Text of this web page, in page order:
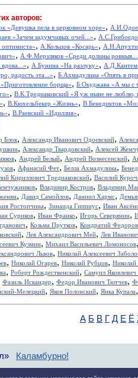
авторов:
«Девушка пела в церковном хоре»,
«Зачем задумчивых очей...»,
, А.Кольцов «Косарь»,
, А.Ф.Мерзляков «Среди долины
вдова...», А.Бунина «На разлуку»,
радость эта...», Б.Ахмадулина «Опять в
борща», Б.Окуджава «А мы с
, В.К.Тредиаковский «Я уж ныне не люблю,
, В.Кюхельбекер «Жизнь», В.Бенедиктов
, В.Раевский «Идиллия»,
Блок, Александр Иванович Одоевский,
, Александр Твардовский, Алексей
, Андрей Белый, Андрей Вознесенский,
, Афанасий Фет, Белла Ахмадулина,
Кириллович Тредиаковский, Василий
, Владимир Костров, Владимир
, Давид Самойлов, Даниил Хармс,
Ростопчина, Зинаида Гиппиус, Иван
Суриков, Иван Франко, Игорь Северянин,
, Козьма Прутков, Кондратий
, Лев Александрович Мей, Лев
Кузмин, Михаил Васильевич Ломоносов,
Львов, Николай Алексеевич
, Николай Огарев, Николай Рубцов, Николай
, Роберт Рождественский, Самуил
Фазиль Искандер, Федор Иванович Тютчев,
Мелецкий, Яков Полонский, Янка Купала,
А Б В Г Д Е Ё
Каламбурно!